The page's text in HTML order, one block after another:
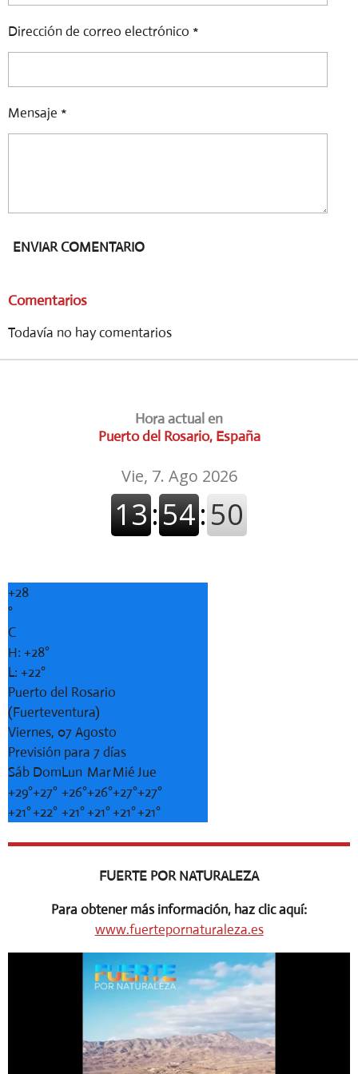
Dirección de correo electrónico *
Mensaje *
ENVIAR COMENTARIO
Comentarios
Todavía no hay comentarios
Hora actual en
Puerto del Rosario, España
+28
°
C
H: +28°
L: +22°
Puerto del Rosario
(Fuerteventura)
Viernes, 07 Agosto
Previsión para 7 días
Sáb DomLun MarMiéJue
+29°+27° +26°+26°+27°+27°
+21°+22° +21°+21°+21°+21°
FUERTE POR NATURALEZA
Para obtener más información, haz clic aquí:
www.fuertepornaturaleza.es